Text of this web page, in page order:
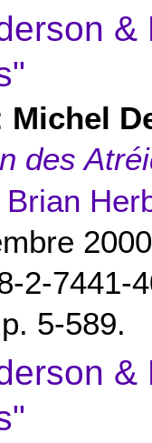
&
Michel
des
2-7441-
5-589.
&